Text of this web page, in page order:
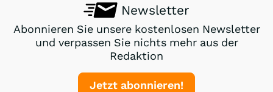
Newsletter
Abonnieren Sie unsere kostenlosen Newsletter
und verpassen Sie nichts mehr aus der
Redaktion
Jetzt abonnieren!